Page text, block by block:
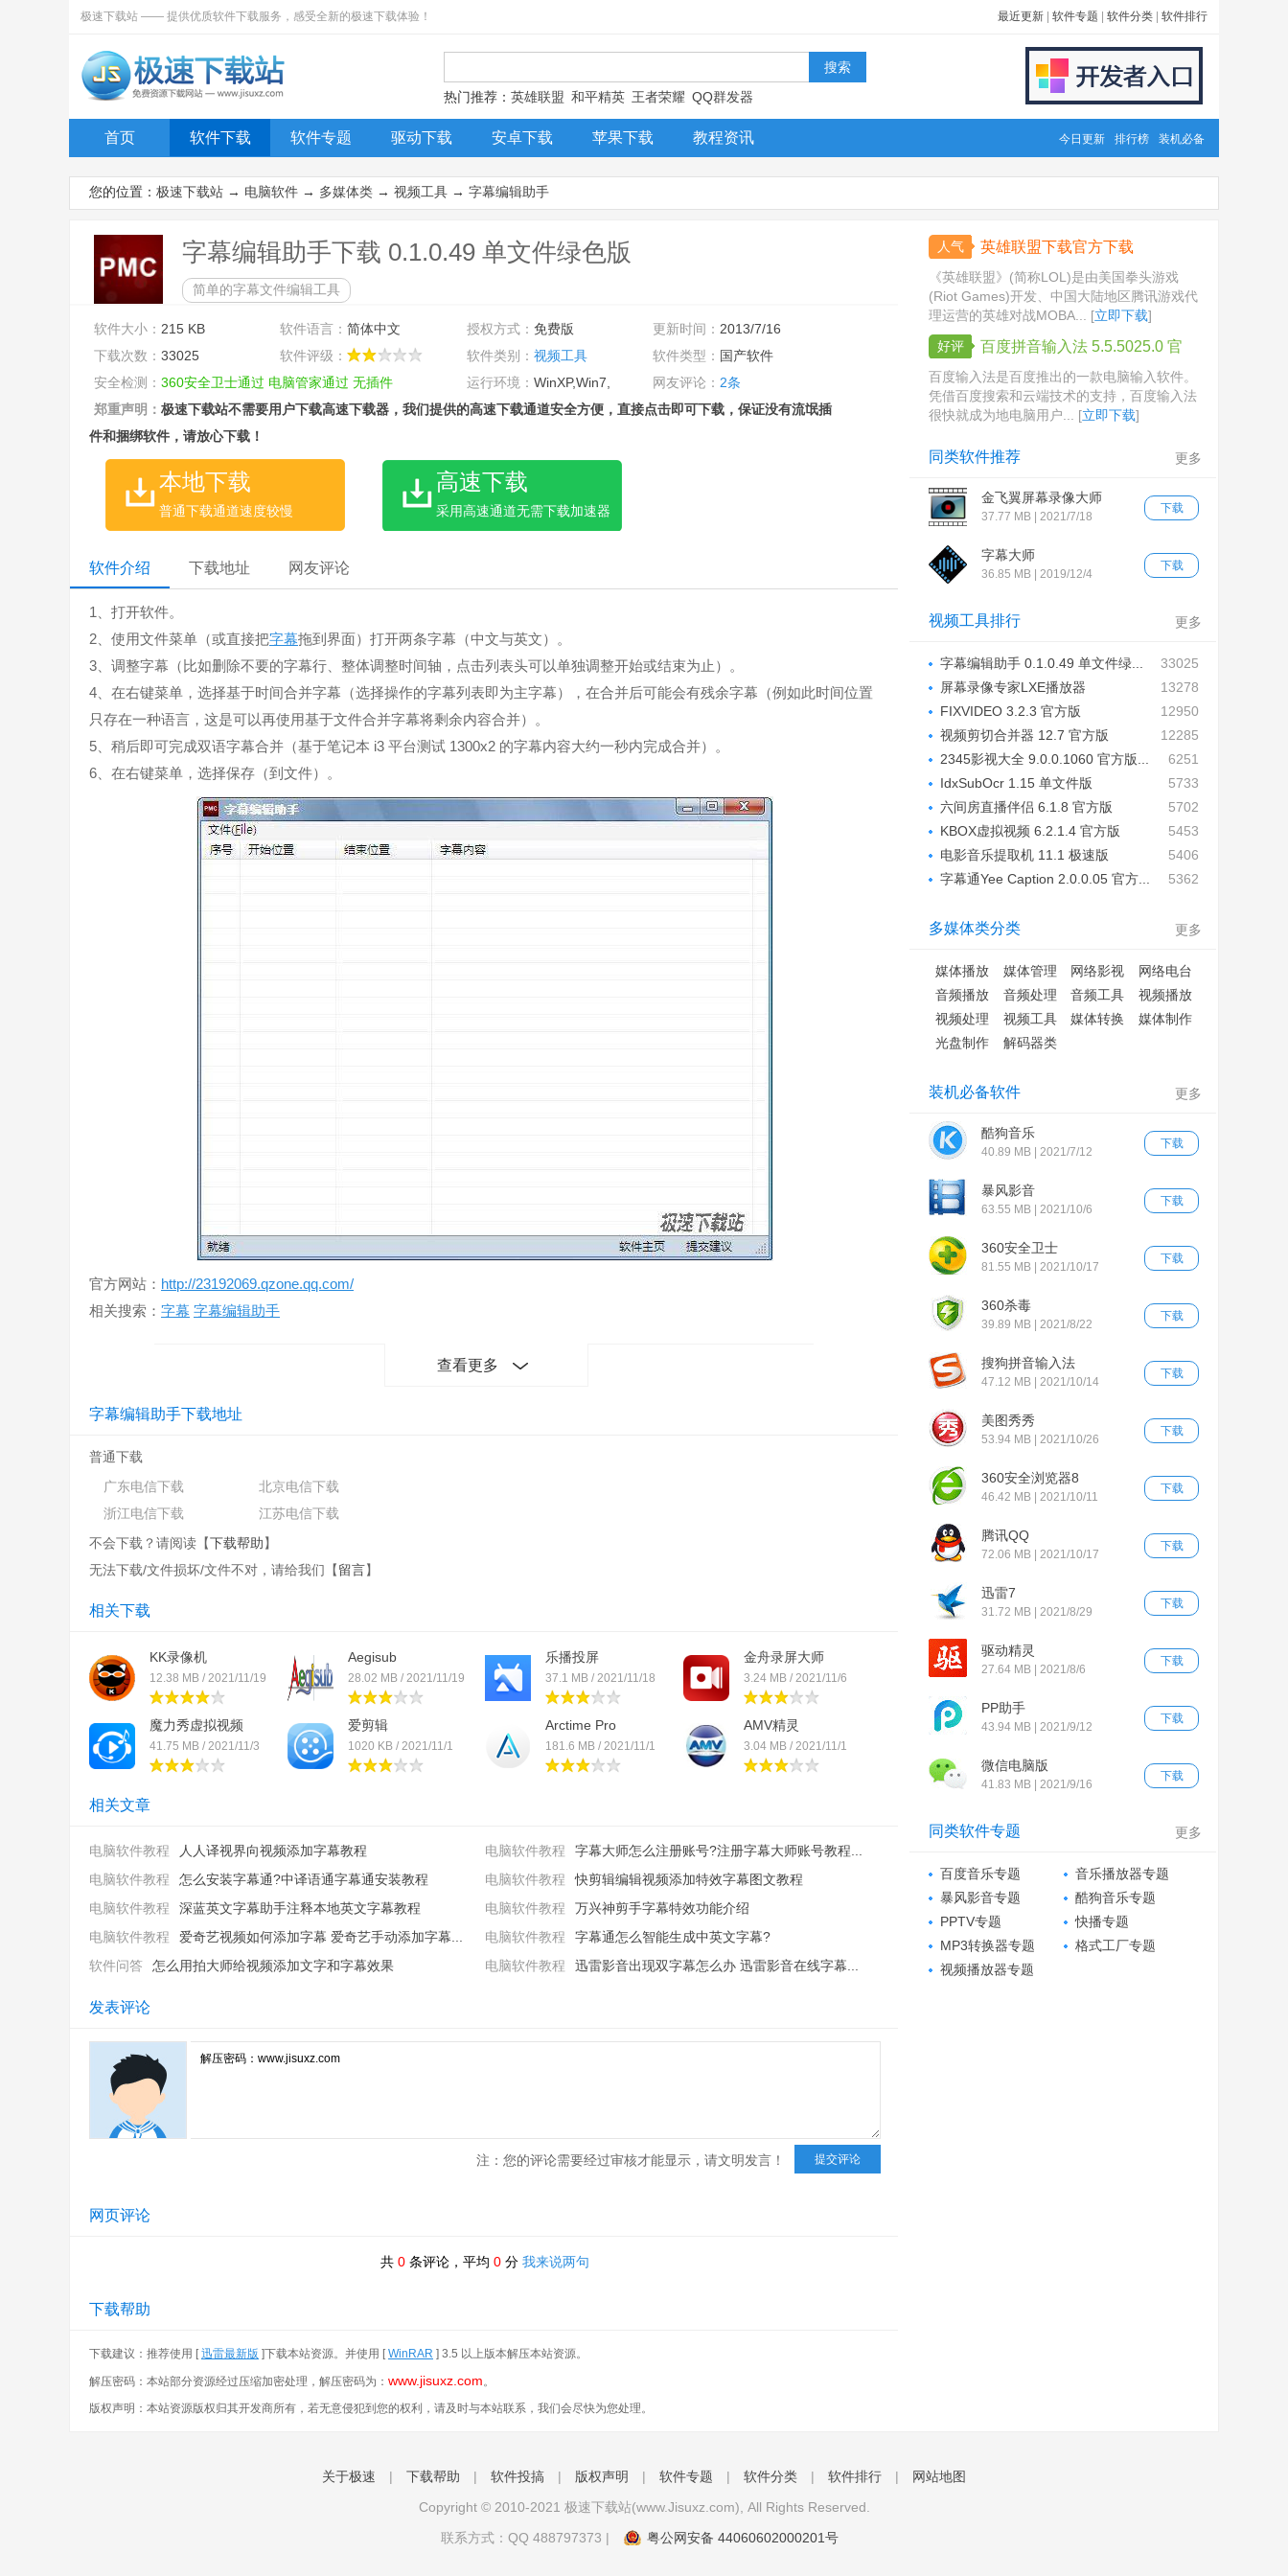
极速下载站 —— 提供优质软件下载服务，感受全新的极速下载体验！ 最近更新 软件专题 软件分类 软件排行
热门推荐： 英雄联盟 和平精英 王者荣耀 QQ群发器
首页 软件下载 软件专题 驱动下载 安卓下载 苹果下载 教程资讯 今日更新 排行榜 装机必备
您的位置： 极速下载站 → 电脑软件 → 多媒体类 → 视频工具 → 字幕编辑助手
字幕编辑助手下载 0.1.0.49 单文件绿色版
简单的字幕文件编辑工具
软件大小： 215 KB 软件语言：简体中文 授权方式： 免费版 更新时间： 2013/7/16
下载次数： 33025 软件评级： 软件类别： 视频工具 软件类型： 国产软件
安全检测： 360安全卫士通过 电脑管家通过 无插件 运行环境： WinXP,Win7, 网友评论： 2条
郑重声明： 极速下载站不需要用户下载高速下载器，我们提供的高速下载通道安全方便，直接点击即可下载，保证没有流氓插
件和捆绑软件，请放心下载！
本地下载
普通下载通道速度较慢
高速下载
采用高速通道无需下载加速器
软件介绍 下载地址 网友评论
1、打开软件。
2、使用文件菜单（或直接把字幕拖到界面）打开两条字幕（中文与英文）。
3、调整字幕（比如删除不要的字幕行、整体调整时间轴，点击列表头可以单独调整开始或结束为止）。
4、在右键菜单，选择基于时间合并字幕（选择操作的字幕列表即为主字幕），在合并后可能会有残余字幕（例如此时间位置
只存在一种语言，这是可以再使用基于文件合并字幕将剩余内容合并）。
5、稍后即可完成双语字幕合并（基于笔记本 i3 平台测试 1300x2 的字幕内容大约一秒内完成合并）。
6、在右键菜单，选择保存（到文件）。
官方网站： http://23192069.qzone.qq.com/
相关搜索： 字幕 字幕编辑助手
查看更多
字幕编辑助手下载地址
普通下载
广东电信下载
北京电信下载
浙江电信下载
江苏电信下载
不会下载？请阅读【下载帮助】
无法下载/文件损坏/文件不对，请给我们【留言】
相关下载
KK录像机
12.38 MB / 2021/11/19
Aegisub
28.02 MB / 2021/11/19
乐播投屏
37.1 MB / 2021/11/18
金舟录屏大师
3.24 MB / 2021/11/6
魔力秀虚拟视频
41.75 MB / 2021/11/3
爱剪辑
1020 KB / 2021/11/1
Arctime Pro
181.6 MB / 2021/11/1
AMV精灵
3.04 MB / 2021/11/1
相关文章
电脑软件教程 人人译视界向视频添加字幕教程 电脑软件教程
字幕大师怎么注册账号?注册字幕大师账号教程...
电脑软件教程
怎么安装字幕通?中译语通字幕通安装教程 电脑软件教程
快剪辑编辑视频添加特效字幕图文教程
电脑软件教程
深蓝英文字幕助手注释本地英文字幕教程 电脑软件教程
万兴神剪手字幕特效功能介绍
电脑软件教程
爱奇艺视频如何添加字幕 爱奇艺手动添加字幕... 电脑软件教程
字幕通怎么智能生成中英文字幕?
软件问答
怎么用拍大师给视频添加文字和字幕效果 电脑软件教程 迅雷影音出现双字幕怎么办 迅雷影音在线字幕...
发表评论
注：您的评论需要经过审核才能显示，请文明发言！
网页评论
共 0 条评论，平均 0 分 我来说两句
下载帮助
下载建议：推荐使用 [ 迅雷最新版 ]下载本站资源。并使用 [ WinRAR ] 3.5 以上版本解压本站资源。
解压密码：本站部分资源经过压缩加密处理，解压密码为： www.jisuxz.com。
版权声明：本站资源版权归其开发商所有，若无意侵犯到您的权利，请及时与本站联系，我们会尽快为您处理。
人气 英雄联盟下载官方下载
《英雄联盟》(简称LOL)是由美国拳头游戏
(Riot Games)开发、中国大陆地区腾讯游戏代
理运营的英雄对战MOBA... [立即下载]
好评
百度拼音输入法 5.5.5025.0 官
方版
百度输入法是百度推出的一款电脑输入软件。
凭借百度搜索和云端技术的支持，百度输入法
很快就成为地电脑用户... [立即下载]
更多
同类软件推荐
下载
金飞翼屏幕录像大师
37.77 MB | 2021/7/18
下载
字幕大师
36.85 MB | 2019/12/4
更多
视频工具排行
33025
字幕编辑助手 0.1.0.49 单文件绿...
13278
屏幕录像专家LXE播放器
20100905...
12950
FIXVIDEO 3.2.3 官方版
12285
视频剪切合并器 12.7 官方版
6251
2345影视大全 9.0.0.1060 官方版...
5733
IdxSubOcr 1.15 单文件版
5702
六间房直播伴侣 6.1.8 官方版
5453
KBOX虚拟视频 6.2.1.4 官方版
5406
电影音乐提取机 11.1 极速版
5362
字幕通Yee Caption 2.0.0.05 官方...
更多
多媒体类分类
媒体播放 媒体管理 网络影视
网络电台
音频播放
音频处理 音频工具
视频播放
视频处理
视频工具 媒体转换
媒体制作
光盘制作
解码器类
更多
装机必备软件
下载
酷狗音乐
40.89 MB | 2021/7/12
下载
暴风影音
63.55 MB | 2021/10/6
下载
360安全卫士
81.55 MB | 2021/10/17
下载
360杀毒
39.89 MB | 2021/8/22
下载
搜狗拼音输入法
47.12 MB | 2021/10/14
下载
美图秀秀
53.94 MB | 2021/10/26
下载
360安全浏览器8
46.42 MB | 2021/10/11
下载
腾讯QQ
72.06 MB | 2021/10/17
下载
迅雷7
31.72 MB | 2021/8/29
下载
驱动精灵
27.64 MB | 2021/8/6
下载
PP助手
43.94 MB | 2021/9/12
下载
微信电脑版
41.83 MB | 2021/9/16
更多
同类软件专题
百度音乐专题
音乐播放器专题
暴风影音专题
酷狗音乐专题
PPTV专题
快播专题
MP3转换器专题
格式工厂专题
视频播放器专题
关于极速 | 下载帮助 | 软件投搞 | 版权声明 | 软件专题 | 软件分类 | 软件排行 |
网站地图
Copyright © 2010-2021 极速下载站(www.Jisuxz.com), All Rights Reserved.
联系方式：QQ 488797373 | 粤公网安备 44060602000201号